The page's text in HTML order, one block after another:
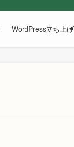
WordPress立ち上げ